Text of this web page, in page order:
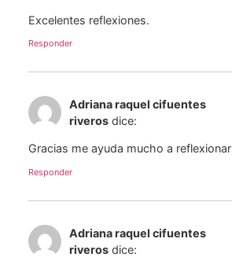
Excelentes reflexiones.
Responder
Adriana raquel cifuentes
riveros dice:
Gracias me ayuda mucho a reflexionar
Responder
Adriana raquel cifuentes
riveros dice: